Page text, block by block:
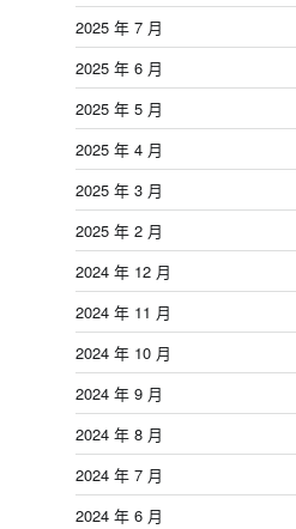
2025 年 7 月
2025 年 6 月
2025 年 5 月
2025 年 4 月
2025 年 3 月
2025 年 2 月
2024 年 12 月
2024 年 11 月
2024 年 10 月
2024 年 9 月
2024 年 8 月
2024 年 7 月
2024 年 6 月